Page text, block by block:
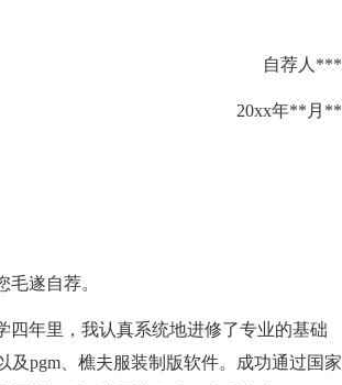
自荐人***
20xx年**月**
遂自荐。
年里，我认真系统地进修了专业的基础
及pgm、樵夫服装制版软件。成功通过国家